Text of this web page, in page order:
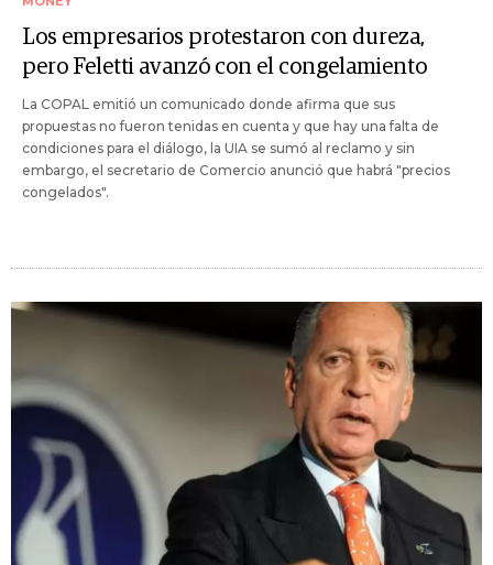
Los empresarios protestaron con dureza,
pero Feletti avanzó con el congelamiento
La COPAL emitió un comunicado donde afirma que sus
propuestas no fueron tenidas en cuenta y que hay una falta de
condiciones para el diálogo, la UIA se sumó al reclamo y sin
embargo, el secretario de Comercio anunció que habrá "precios
congelados".